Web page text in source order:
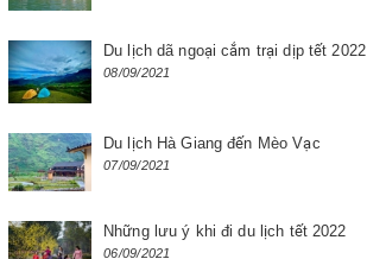
Du lịch dã ngoại cắm trại dịp tết 2022
08/09/2021
Du lịch Hà Giang đến Mèo Vạc
07/09/2021
Những lưu ý khi đi du lịch tết 2022
06/09/2021